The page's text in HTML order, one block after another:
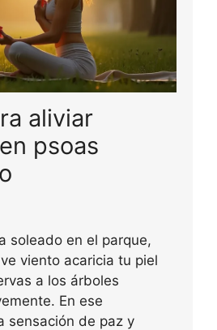
aliviar
psoas
soleado en el parque,
viento acaricia tu piel
a los árboles
En ese
sensación de paz y